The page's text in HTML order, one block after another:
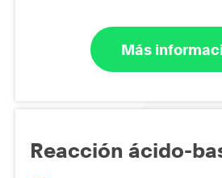
Más
Reacción ácido-